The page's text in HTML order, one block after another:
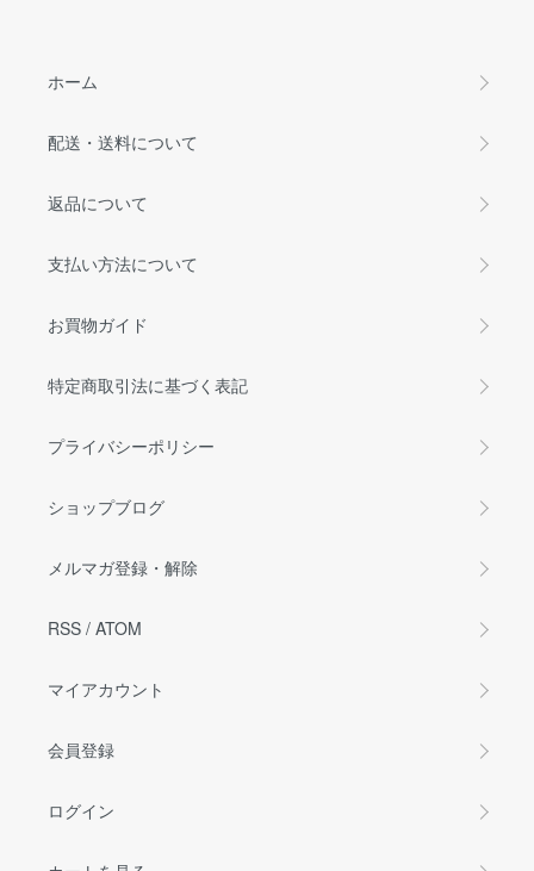
ホーム
配送・送料について
返品について
支払い方法について
お買物ガイド
特定商取引法に基づく表記
プライバシーポリシー
ショップブログ
メルマガ登録・解除
RSS / ATOM
マイアカウント
会員登録
ログイン